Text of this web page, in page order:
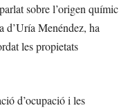
sobre l’origen químic
d’Uría Menéndez, ha
les propietats
d’ocupació i les